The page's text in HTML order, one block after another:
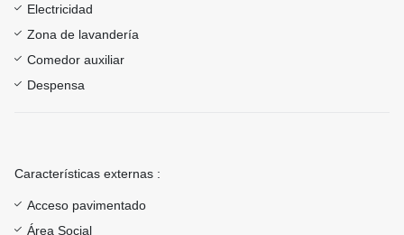
Electricidad
Zona de lavandería
Comedor auxiliar
Despensa
Características externas :
Acceso pavimentado
Área Social